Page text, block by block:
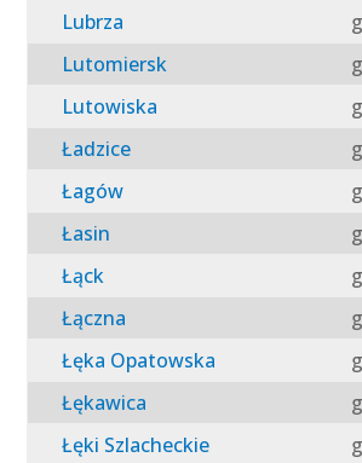
Lubrza
Lutomiersk
Lutowiska
Ładzice
Łagów
Łasin
Łąck
Łączna
Łęka Opatowska
Łękawica
Łęki Szlacheckie